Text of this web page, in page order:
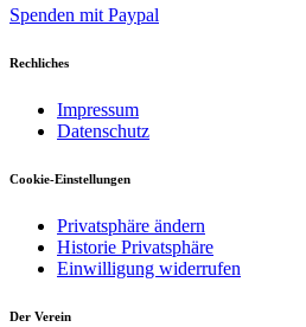
Spenden mit Paypal
Rechliches
Impressum
Datenschutz
Cookie-Einstellungen
Privatsphäre ändern
Historie Privatsphäre
Einwilligung widerrufen
Der Verein